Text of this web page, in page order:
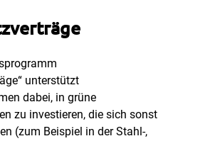
unterstützt
dabei, in grüne
zu investieren, die sich sonst
(zum Beispiel in der Stahl-,